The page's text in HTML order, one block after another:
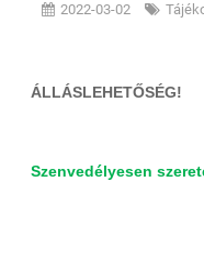
2022-03-02
ÁLLÁSLEHETŐSÉG!
Szenvedélyesen